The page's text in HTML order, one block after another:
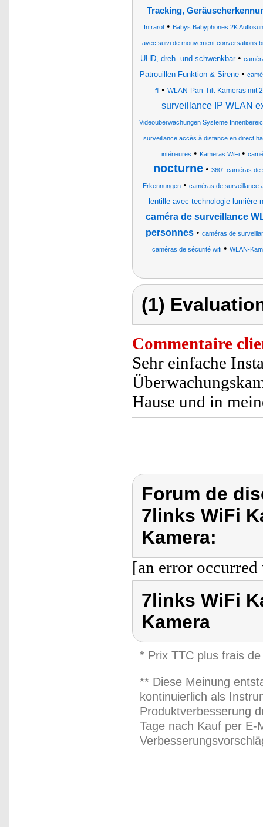
Tracking,
Infrarot• Babys Babyphones 2K
avec suivi de mouvement conversations
UHD, dreh- und schwenkbar•
Patrouillen-Funktion & Sirene•
fil • WLAN-Pan-Tilt-Kameras mit
surveillance IP WLAN
Videoüberwachungen Systeme
surveillance accès à distance en direct
intérieures • Kameras WiFi•
nocturne• 360°-caméras de
Erkennungen• caméras de surveillance
lentille avec technologie lumière
caméra de surveillance
personnes• caméras de
caméras de sécurité wifi• WLAN-
(1)
Commentaire
Sehr einfache
Hause und in
Forum de
7links WiFi
Kamera:
[an error
7links WiFi
Kamera
* Prix TTC plus frais
** Diese Meinung
kontinuierlich als
Produktverbesserung
Tage nach Kauf per E-